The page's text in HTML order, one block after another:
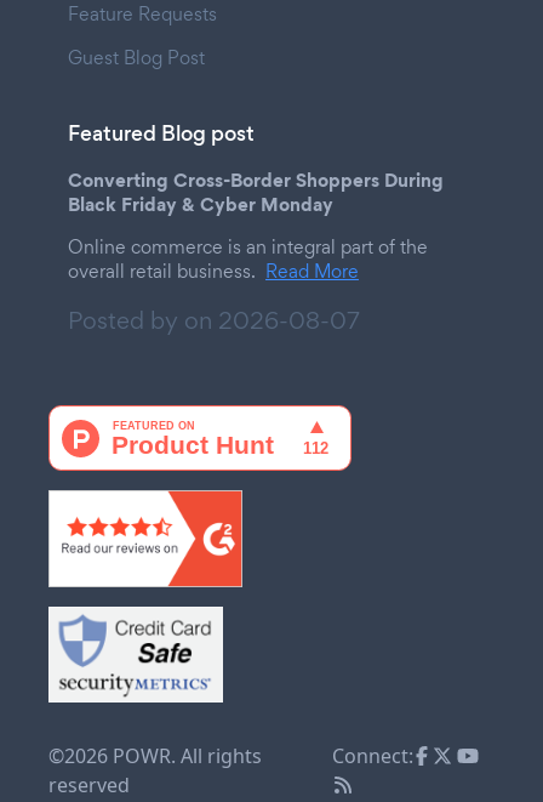
Feature Requests
Guest Blog Post
Featured Blog post
Converting Cross-Border Shoppers During
Black Friday & Cyber Monday
Online commerce is an integral part of the
overall retail business. Read More
Posted by on 2026-08-07
©2026 POWR. All rights
reserved
Connect: